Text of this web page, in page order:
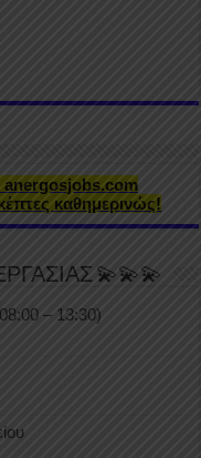
anergosjobs.com
καθημερινώς!
💫💫💫
– 13:30)